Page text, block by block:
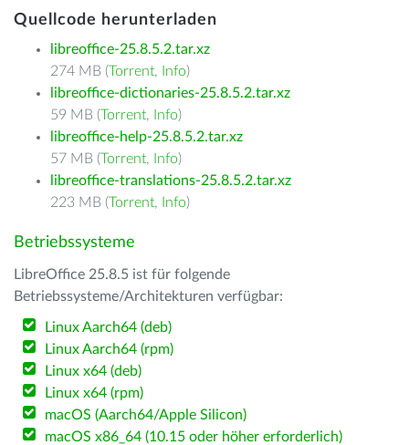
Quellcode herunterladen
libreoffice-25.8.5.2.tar.xz
274 MB (Torrent, Info)
libreoffice-dictionaries-25.8.5.2.tar.xz
59 MB (Torrent, Info)
libreoffice-help-25.8.5.2.tar.xz
57 MB (Torrent, Info)
libreoffice-translations-25.8.5.2.tar.xz
223 MB (Torrent, Info)
Betriebssysteme
LibreOffice 25.8.5 ist für folgende
Betriebssysteme/Architekturen verfügbar:
Linux Aarch64 (deb)
Linux Aarch64 (rpm)
Linux x64 (deb)
Linux x64 (rpm)
macOS (Aarch64/Apple Silicon)
macOS x86_64 (10.15 oder höher erforderlich)